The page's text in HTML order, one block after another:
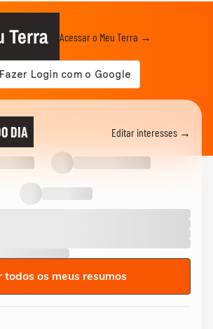
Terra Acessar o Meu Terra →
DIA Editar interesses →
todos os meus resumos